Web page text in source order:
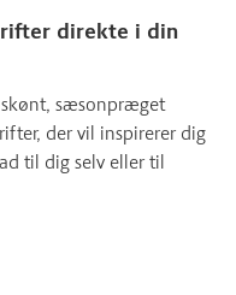
direkte i din
skønt, sæsonpræget
der vil inspirerer dig
til dig selv eller til